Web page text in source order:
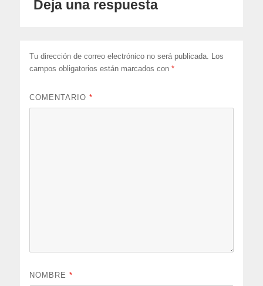
Deja una respuesta
Tu dirección de correo electrónico no será publicada.
Los
campos obligatorios están marcados con*
COMENTARIO*
NOMBRE*